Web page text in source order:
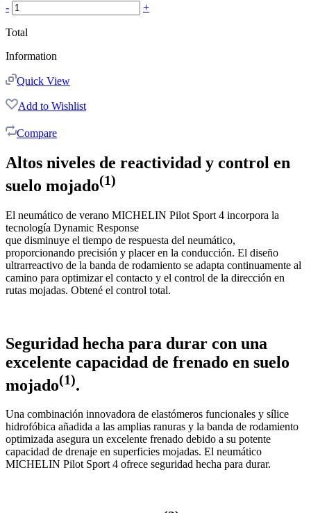
- +
Total
Information
Quick View
Add to Wishlist
Compare
Altos niveles de reactividad y control en
suelo mojado(1)
El neumático de verano MICHELIN Pilot Sport 4 incorpora la
tecnología Dynamic Response
que disminuye el tiempo de respuesta del neumático,
proporcionando precisión y placer en la conducción. El diseño
ultrarreactivo de la banda de rodamiento se adapta continuamente al
camino para optimizar el contacto y el control de la dirección en
rutas mojadas. Obtené el control total.
Seguridad hecha para durar con una
excelente capacidad de frenado en suelo
mojado(1).
Una combinación innovadora de elastómeros funcionales y sílice
hidrofóbica añadida a las amplias ranuras y la banda de rodamiento
optimizada asegura un excelente frenado debido a su potente
capacidad de drenaje en superficies mojadas. El neumático
MICHELIN Pilot Sport 4 ofrece seguridad hecha para durar.